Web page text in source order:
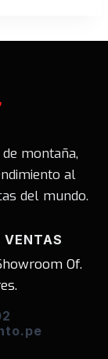
montaña,
al
del mundo.
VENTAS
Of.